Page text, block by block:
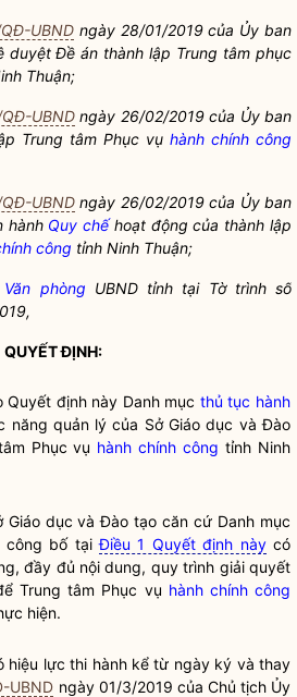
UBND ngày 28/01/2019 của Ủy ban
Đề án thành lập Trung tâm phục
Thuận;
UBNDngày 26/02/2019 của Ủy ban
Trung tâm Phục vụ hành chính công
UBNDngày 26/02/2019 của Ủy ban
hành Quy chếhoạt động của thành lập
công tỉnh Ninh Thuận;
Văn phòng UBND tỉnh tại Tờ trình số
QUYẾT ĐỊNH:
định này Danh mục thủ tục hành
năng quản lý của Sở Giáo dục và Đào
Phục vụ hành chính công tỉnh Ninh
Giáo dục và Đào tạo căn cứ Danh mục
công bố tạiĐiều 1 Quyết định nàycó
đầy đủ nội dung, quy trình giải quyết
Trung tâm Phục vụ hành chính công
hiện.
hiệu lực thi hành kể từ ngày ký và thay
UBND ngày 01/3/2019 của Chủ tịch Ủy